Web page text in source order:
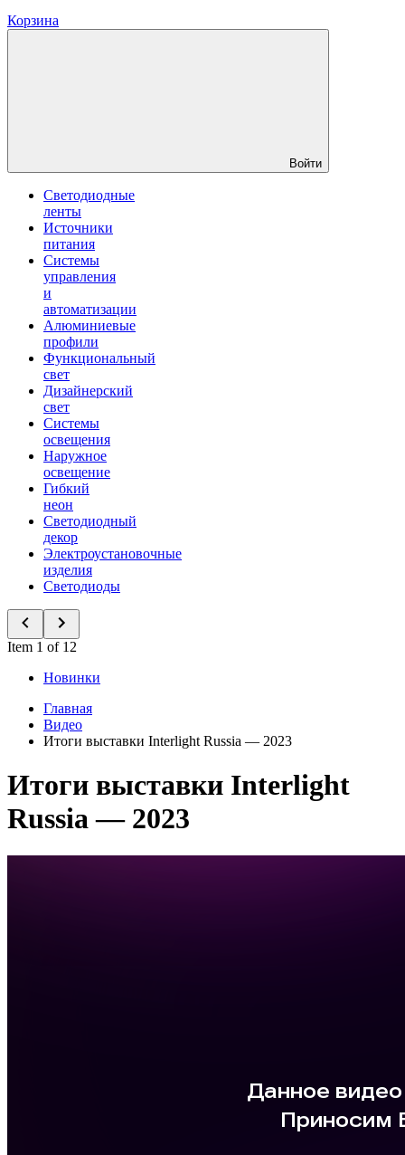
Корзина
Войти
Светодиодные
ленты
Источники
питания
Системы
управления
и
автоматизации
Алюминиевые
профили
Функциональный
свет
Дизайнерский
свет
Системы
освещения
Наружное
освещение
Гибкий
неон
Светодиодный
декор
Электроустановочные
изделия
Светодиоды
Item 1 of 12
Новинки
Главная
Видео
Итоги выставки Interlight Russia — 2023
Итоги выставки Interlight
Russia — 2023